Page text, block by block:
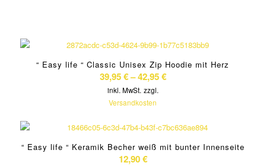
“ Easy life “ Classic Unisex Zip Hoodie mit Herz
39,95€–42,95€
inkl. MwSt. zzgl.
Versandkosten
“ Easy life “ Keramik Becher weiß mit bunter Innenseite
12,90€